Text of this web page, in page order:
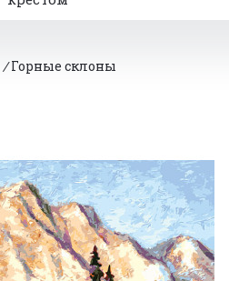
/Горные склоны